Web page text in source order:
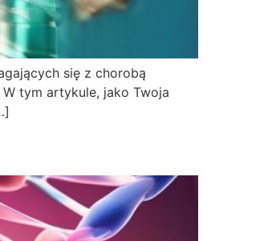
się z chorobą
tym artykule, jako Twoja